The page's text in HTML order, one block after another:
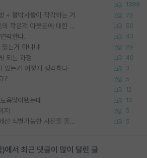
1388
+ 물박사들이 착각하는 거 72
포스텍 억까에 대해 (동문의 학문적 아웃풋에 대한 반박) 50
락한다. 43
는거 아니냐 29
되는 과정 40
있는거 어떻게 생각하냐 3
? 5
12
움많이됐는데 13
지 5
정보보안 연구하는 입장에선 식별가능한 사진을 올리는건 비추이긴함 5
에서 최근 댓글이 많이 달린 글